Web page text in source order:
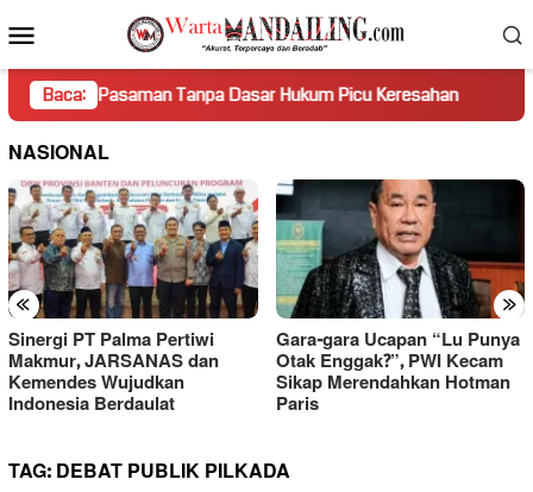
ke
kontenMobile
Baca:
Pasaman Tanpa Dasar Hukum Picu Keresahan Truk
NASIONAL
« »
Sinergi PT Palma Pertiwi
Makmur, JARSANAS dan
Kemendes Wujudkan
Indonesia Berdaulat
Gara-gara Ucapan “Lu Punya
Otak Enggak?”, PWI Kecam
Sikap Merendahkan Hotman
Paris
TAG:DEBAT PUBLIK PILKADA